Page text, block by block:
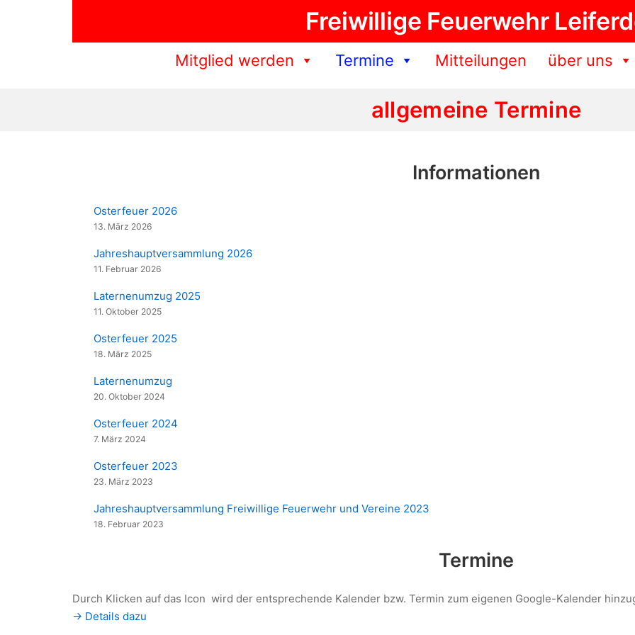
Freiwillige Feuerwehr
Mitglied werden Termine Mitteilungen über uns
allgemeine Termine
Informationen
Osterfeuer 2026
13. März 2026
Jahreshauptversammlung 2026
11. Februar 2026
Laternenumzug 2025
11. Oktober 2025
Osterfeuer 2025
18. März 2025
Laternenumzug
20. Oktober 2024
Osterfeuer 2024
7. März 2024
Osterfeuer 2023
23. März 2023
Jahreshauptversammlung Freiwillige Feuerwehr und Vereine 2023
18. Februar 2023
Termine
Durch Klicken auf das Icon wird der entsprechende Kalender bzw. Termin zum eigenen Google-Kalender
-> Details dazu